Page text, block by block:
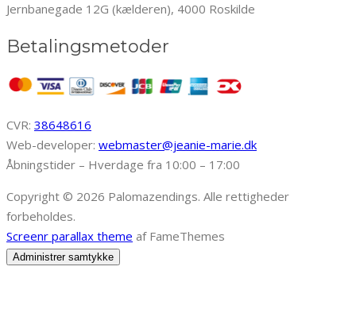
Jernbanegade 12G (kælderen), 4000 Roskilde
Betalingsmetoder
CVR: 38648616
Web-developer: webmaster@jeanie-marie.dk
Åbningstider – Hverdage fra 10:00 – 17:00
Copyright © 2026 Palomazendings. Alle rettigheder
forbeholdes.
Screenr parallax theme af FameThemes
Administrer samtykke